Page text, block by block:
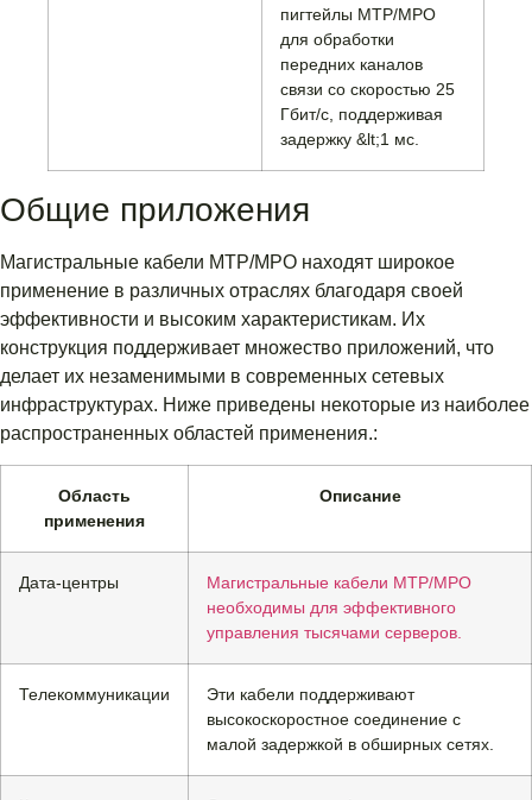
пигтейлы MTP/MPO
для обработки
передних каналов
связи со скоростью 25
Гбит/с, поддерживая
задержку &lt;1 мс.
Общие приложения
Магистральные кабели MTP/MPO находят широкое
применение в различных отраслях благодаря своей
эффективности и высоким характеристикам. Их
конструкция поддерживает множество приложений, что
делает их незаменимыми в современных сетевых
инфраструктурах. Ниже приведены некоторые из наиболее
распространенных областей применения.:
Область
применения
Описание
Дата-центры
Магистральные кабели MTP/MPO
необходимы для эффективного
управления тысячами серверов.
Телекоммуникации
Эти кабели поддерживают
высокоскоростное соединение с
малой задержкой в ​​обширных сетях.